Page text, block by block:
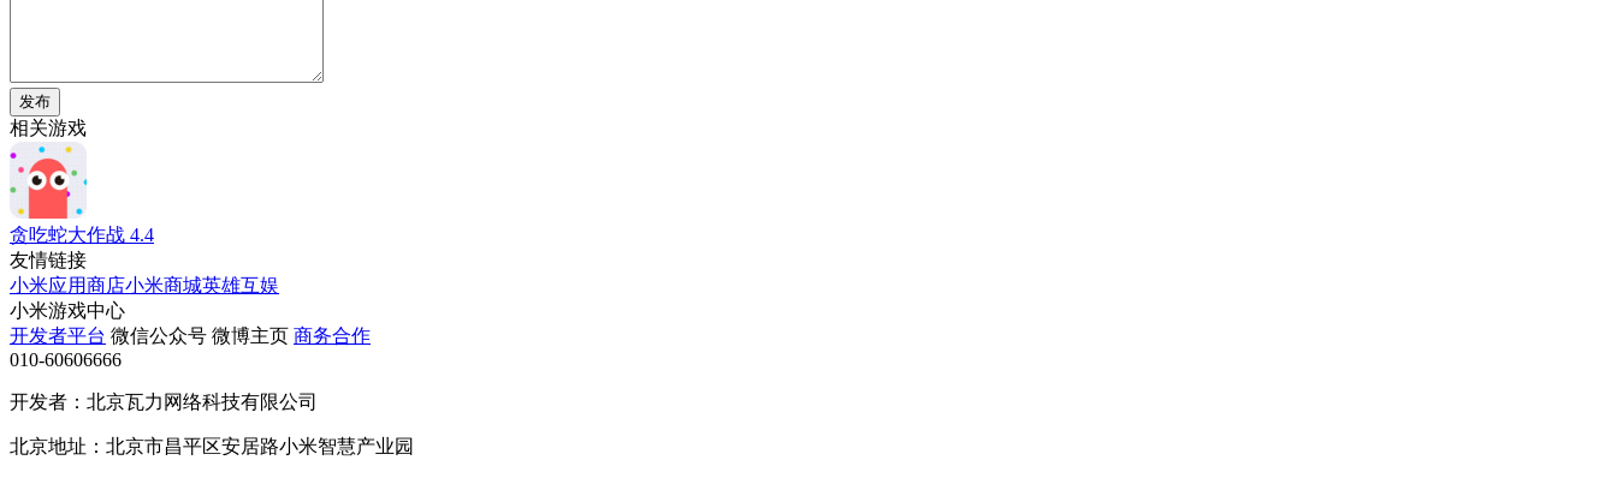
发布
相关游戏
贪吃蛇大作战 4.4
友情链接
小米应用商店小米商城英雄互娱
小米游戏中心
开发者平台 微信公众号 微博主页 商务合作
010-60606666
开发者：北京瓦力网络科技有限公司
北京地址：北京市昌平区安居路小米智慧产业园